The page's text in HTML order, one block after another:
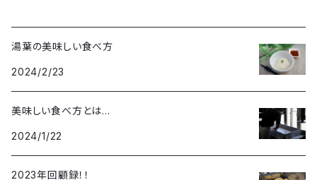
湯葉の美味しい食べ方
2024/2/23
美味しい食べ方とは…
2024/1/22
2023年回顧録！！